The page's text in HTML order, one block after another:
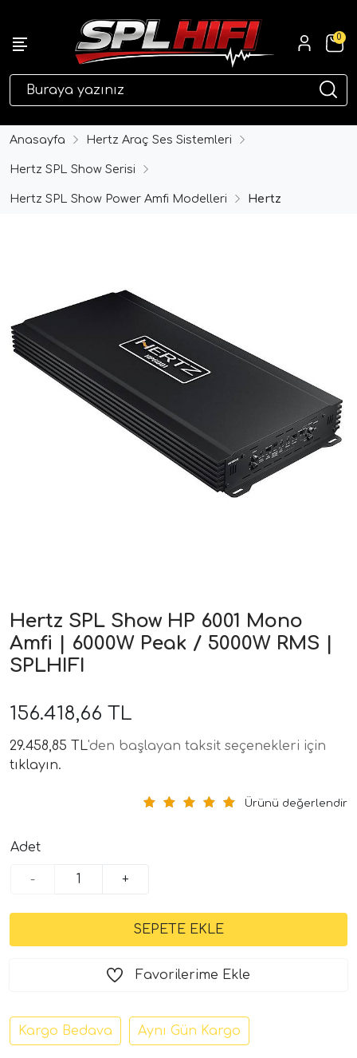
0
Anasayfa Hertz Araç Ses Sistemleri
Hertz SPL Show Serisi
Hertz SPL Show Power Amfi Modelleri Hertz
Modelleri
Setleri)
Hertz SPL Show HP 6001 Mono
Amfi | 6000W Peak / 5000W RMS |
SPLHIFI
156.418,66 TL
29.458,85 TL'den başlayan taksit seçenekleri için
tıklayın.
Ürünü değerlendir
Adet
- +
Favorilerime Ekle
Kargo Bedava Aynı Gün Kargo